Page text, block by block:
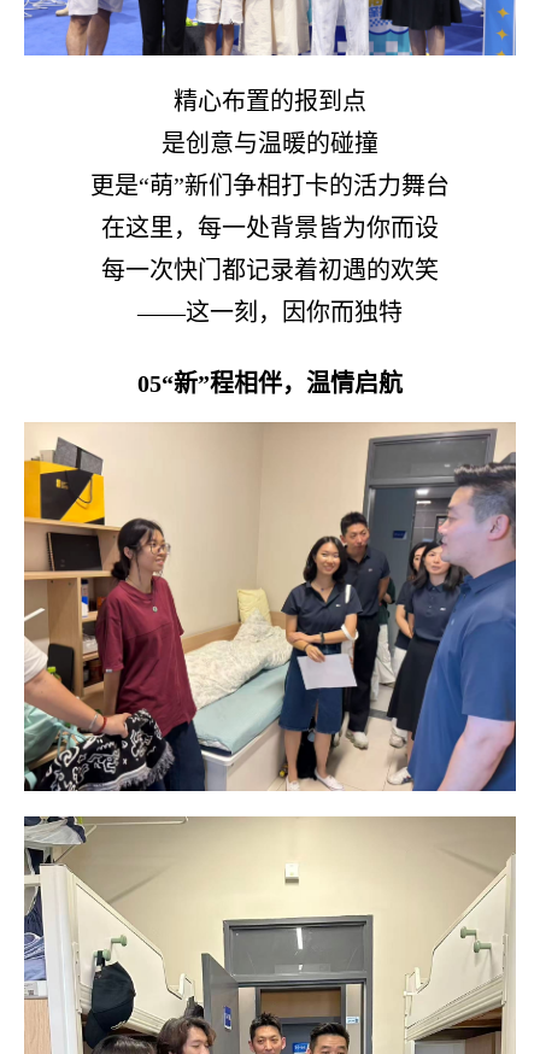
精心布置的报到点
是创意与温暖的碰撞
更是“萌”新们争相打卡的活力舞台
在这里，每一处背景皆为你而设
每一次快门都记录着初遇的欢笑
——这一刻，因你而独特
05“新”程相伴，温情启航